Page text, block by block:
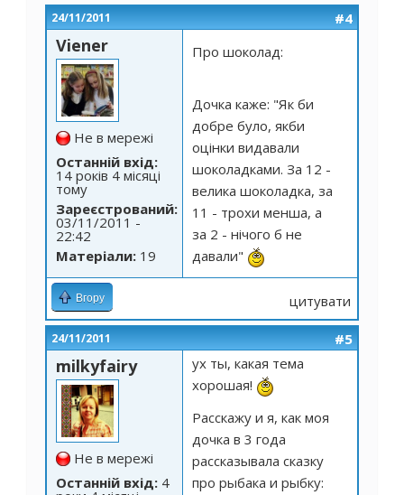
24/11/2011 #4
Viener
Не в мережі
Останній вхід:
14 років 4 місяці
тому
Зареєстрований:
03/11/2011 -
22:42
Матеріали: 19
Про шоколад:
Дочка каже: "Як би
добре було, якби
оцінки видавали
шоколадками. За 12 -
велика шоколадка, за
11 - трохи менша, а
за 2 - нічого б не
давали"
Вгору цитувати
24/11/2011 #5
milkyfairy
Не в мережі
Останній вхід: 4
ух ты, какая тема
хорошая!
Расскажу и я, как моя
дочка в 3 года
рассказывала сказку
про рыбака и рыбку: